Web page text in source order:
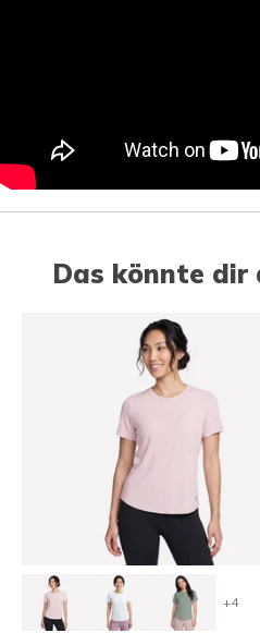
Das könnte dir
+4